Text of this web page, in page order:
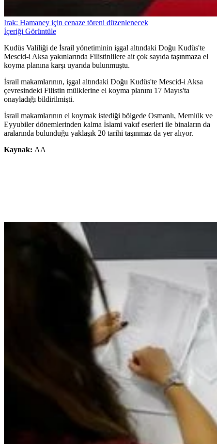
Irak: Hamaney için cenaze töreni düzenlenecek
İçeriği Görüntüle
Kudüs Valiliği de İsrail yönetiminin işgal altındaki Doğu Kudüs'te
Mescid-i Aksa yakınlarında Filistinlilere ait çok sayıda taşınmaza el
koyma planına karşı uyarıda bulunmuştu.
İsrail makamlarının, işgal altındaki Doğu Kudüs'te Mescid-i Aksa
çevresindeki Filistin mülklerine el koyma planını 17 Mayıs'ta
onayladığı bildirilmişti.
İsrail makamlarının el koymak istediği bölgede Osmanlı, Memlük ve
Eyyubiler dönemlerinden kalma İslami vakıf eserleri ile binaların da
aralarında bulunduğu yaklaşık 20 tarihi taşınmaz da yer alıyor.
Kaynak: AA